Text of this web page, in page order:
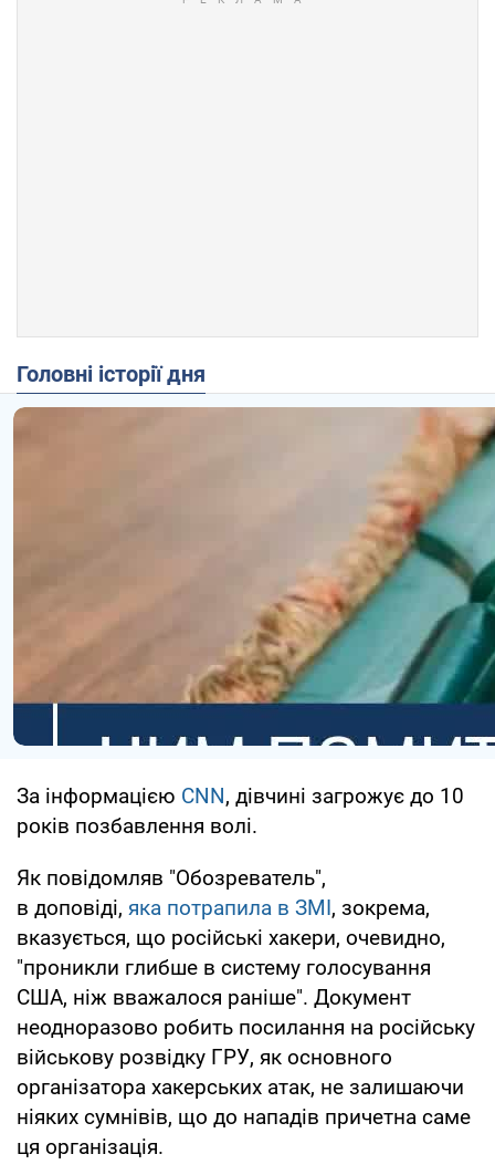
Головні історії дня
За інформацією CNN, дівчині загрожує до 10
років позбавлення волі.
Як повідомляв "Обозреватель",
в доповіді, яка потрапила в ЗМІ, зокрема,
вказується, що російські хакери, очевидно,
"проникли глибше в систему голосування
США, ніж вважалося раніше". Документ
неодноразово робить посилання на російську
військову розвідку ГРУ, як основного
організатора хакерських атак, не залишаючи
ніяких сумнівів, що до нападів причетна саме
ця організація.